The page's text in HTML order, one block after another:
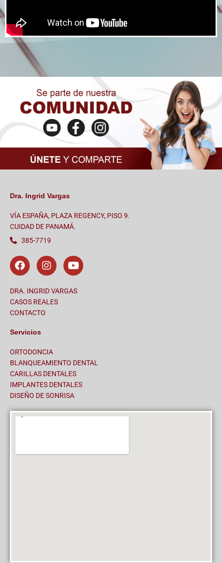
Dra. Ingrid Vargas
VÍA ESPAÑA, PLAZA REGENCY, PISO 9.
CUIDAD DE PANAMÁ.
385-7719
F
a
e
b
o
k
I
n
t
a
Y
o
t
DRA. INGRID VARGAS
CASOS REALES
CONTACTO
Servicios
ORTODONCIA
BLANQUEAMIENTO DENTAL
CARILLAS DENTALES
IMPLANTES DENTALES
DISEÑO DE SONRISA